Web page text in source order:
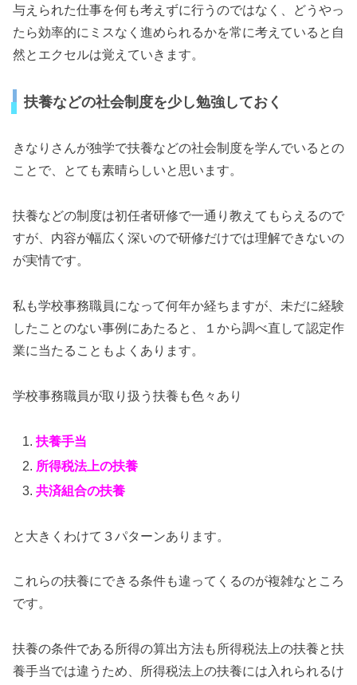
与えられた仕事を何も考えずに行うのではなく、どうやっ
たら効率的にミスなく進められるかを常に考えていると自
然とエクセルは覚えていきます。
扶養などの社会制度を少し勉強しておく
きなりさんが独学で扶養などの社会制度を学んでいるとの
ことで、とても素晴らしいと思います。
扶養などの制度は初任者研修で一通り教えてもらえるので
すが、内容が幅広く深いので研修だけでは理解できないの
が実情です。
私も学校事務職員になって何年か経ちますが、未だに経験
したことのない事例にあたると、１から調べ直して認定作
業に当たることもよくあります。
学校事務職員が取り扱う扶養も色々あり
扶養手当
所得税法上の扶養
共済組合の扶養
と大きくわけて３パターンあります。
これらの扶養にできる条件も違ってくるのが複雑なところ
です。
扶養の条件である所得の算出方法も所得税法上の扶養と扶
養手当では違うため、所得税法上の扶養には入れられるけ